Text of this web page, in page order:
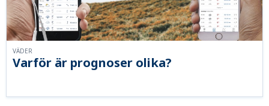
Varför är prognoser olika?
VÄDER